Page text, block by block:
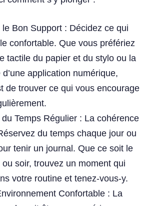
le Bon Support : Décidez ce qui
confortable. Que vous préfériez
tactile du papier et du stylo ou la
application numérique,
de trouver ce qui vous encourage
Temps Régulier : La cohérence
du temps chaque jour ou
tenir un journal. Que ce soit le
soir, trouvez un moment qui
votre routine et tenez-vous-y.
Confortable : La